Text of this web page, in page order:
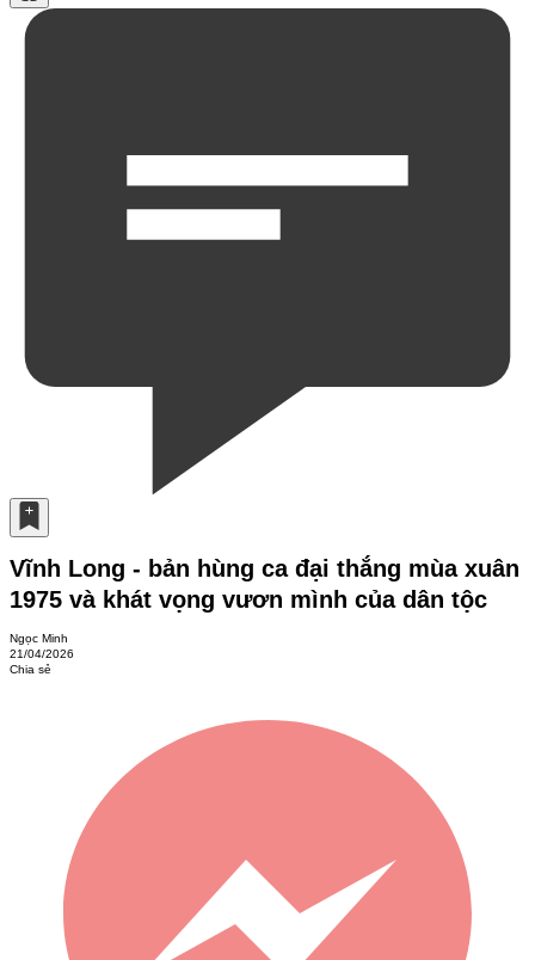
Vĩnh Long - bản hùng ca đại thắng mùa xuân
1975 và khát vọng vươn mình của dân tộc
Ngọc Minh
21/04/2026
Chia sẻ